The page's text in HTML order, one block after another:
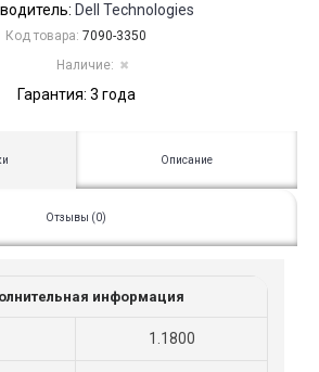
Описание
Отзывы (0)
информация
1.1800
Dell Technologies
Код товара: 7090-3350
Наличие: ✖
Гарантия: 3 года